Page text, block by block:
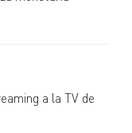
a la TV de